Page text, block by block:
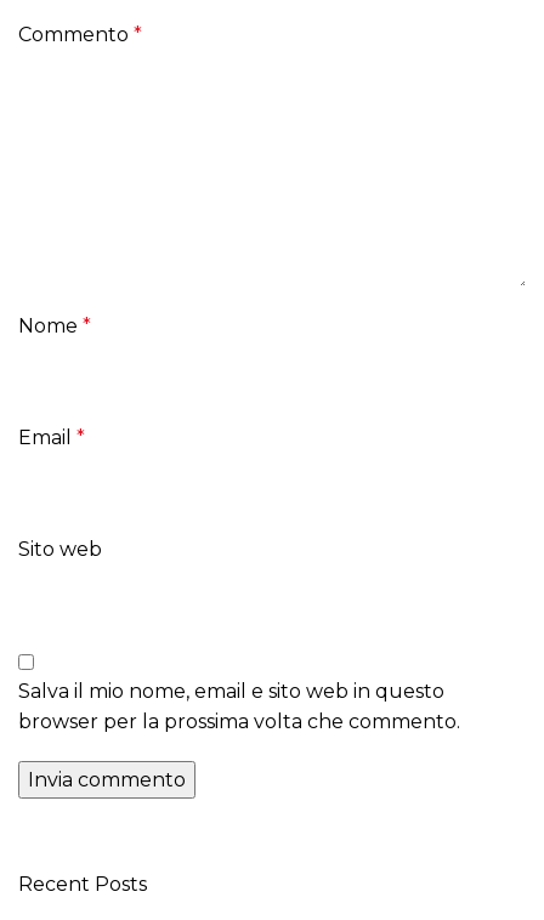
Commento *
Nome *
Email *
Sito web
Salva il mio nome, email e sito web in questo
browser per la prossima volta che commento.
Recent Posts